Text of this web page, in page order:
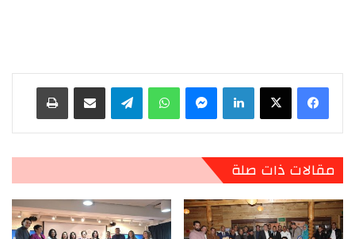
لينكدإن ماسنجر واتساب تيلقرام مشاركة عبر البريد طباعة
مقالات ذات صلة